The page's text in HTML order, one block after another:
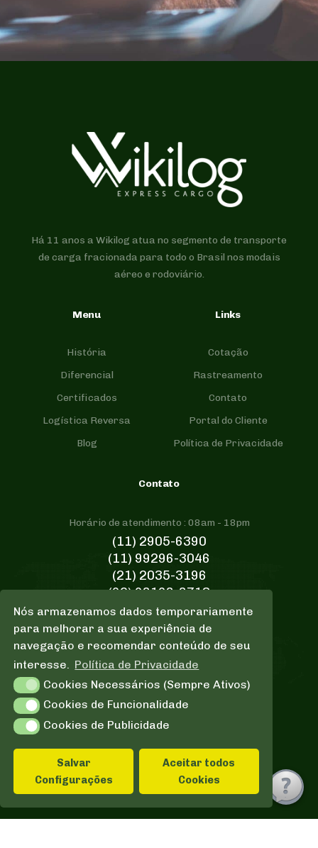
Nós armazenamos dados temporariamente
para melhorar a sua experiência de
navegação e recomendar conteúdo de seu
interesse. Política de Privacidade
Cookies Necessários (Sempre Ativos)
Cookies de Funcionalidade
Cookies de Publicidade
Salvar
Configurações
Aceitar todos
Cookies
Há 11 anos a Wikilog atua no segmento de transporte
de carga fracionada para todo o Brasil nos modais
aéreo e rodoviário.
Menu
História
Diferencial
Certificados
Logística Reversa
Blog
Links
Cotação
Rastreamento
Contato
Portal do Cliente
Política de Privacidade
Contato
Horário de atendimento : 08am - 18pm
(11) 2905-6390
(11) 99296-3046
(21) 2035-3196
(92) 98168-8713
E-mail de Contato
comercial@wikilog.com.br
comercialmao@wikilog.com.br
Contatos Fili ais